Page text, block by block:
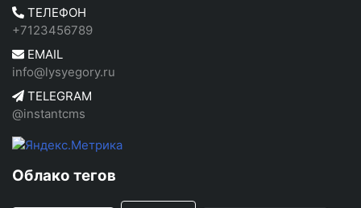
ТЕЛЕФОН
+7123456789
EMAIL
info@lysyegory.ru
TELEGRAM
@instantcms
Облако тегов